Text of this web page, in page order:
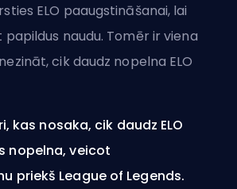
ELO paaugstināšanai, lai
naudu. Tomēr ir viena
cik daudz nopelna ELO
kas nosaka, cik daudz ELO
nopelna, veicot
priekš League of Legends.